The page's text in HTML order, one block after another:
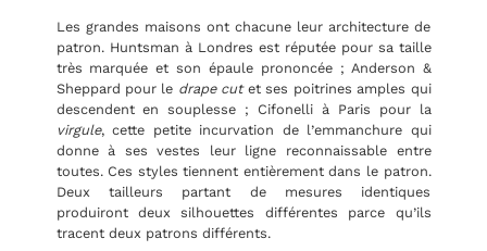
Les grandes maisons ont chacune leur architecture de
patron. Huntsman à Londres est réputée pour sa taille
très marquée et son épaule prononcée ; Anderson &
Sheppard pour le drape cutet ses poitrines amples qui
descendent en souplesse ; Cifonelli à Paris pour la
virgule, cette petite incurvation de l’emmanchure qui
donne à ses vestes leur ligne reconnaissable entre
toutes. Ces styles tiennent entièrement dans le patron.
Deux tailleurs partant de mesures identiques
produiront deux silhouettes différentes parce qu’ils
tracent deux patrons différents.